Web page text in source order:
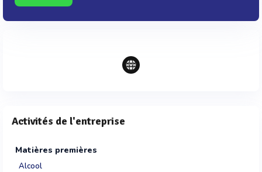
Activités de l'entreprise
Matières premières
Alcool